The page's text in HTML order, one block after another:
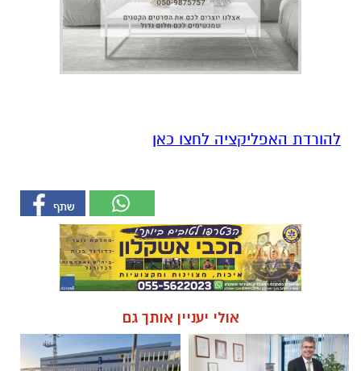
עורך דין דותן לינדנברג -
נפגעתם בתאונת דרכים לחצו
לקבל מה שמגיע לכם
תיקון והתקנה שערים חשמליים
בדרום
פשיטה על בית הימורים בלתי חוקי